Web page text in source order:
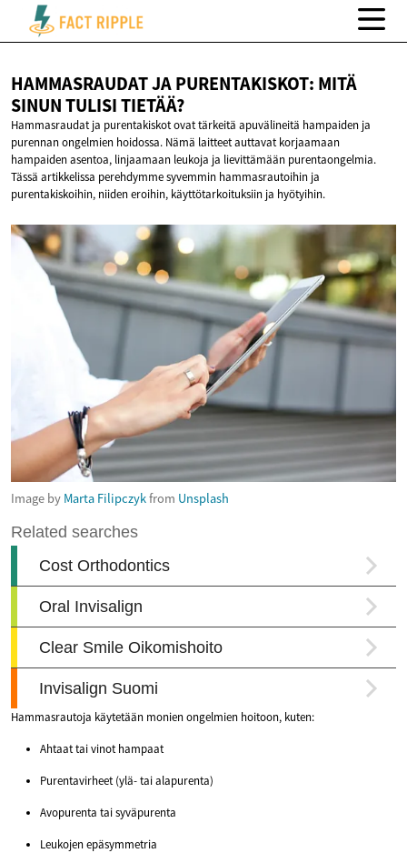
HAMMASRAUDAT JA PURENTAKISKOT: MITÄ
SINUNTULISI TIETÄÄ?
Hammasraudat ja purentakiskot ovat tärkeitä apuvälineitä hampaiden ja
purennan ongelmien hoidossa. Nämä laitteet auttavat korjaamaan
hampaiden asentoa, linjaamaan leukoja ja lievittämään purentaongelmia.
Tässä artikkelissa perehdymme syvemmin hammasrautoihin ja
purentakiskoihin, niiden eroihin, käyttötarkoituksiin ja hyötyihin.
Image by Marta Filipczykfrom Unsplash
Hammasrautoja käytetään monien ongelmien hoitoon, kuten:
Ahtaat tai vinot hampaat
Purentavirheet (ylä- tai alapurenta)
Avopurenta tai syväpurenta
Leukojen epäsymmetria